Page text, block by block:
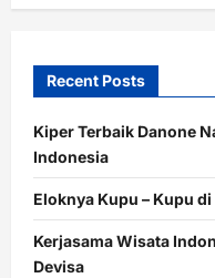
Recent Posts
Kiper Terbaik Danone
Indonesia
Eloknya Kupu – Kupu
Kerjasama Wisata
Devisa